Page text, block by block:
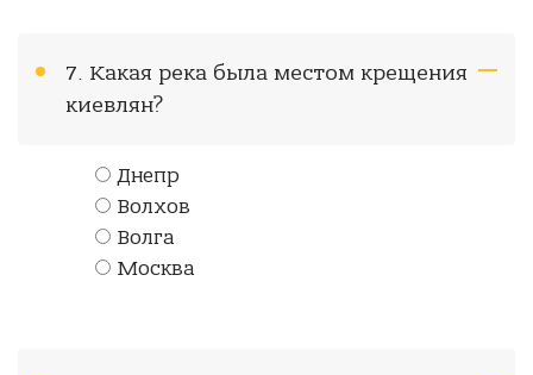
7. Какая река была местом крещения
киевлян?
Днепр
Волхов
Волга
Москва